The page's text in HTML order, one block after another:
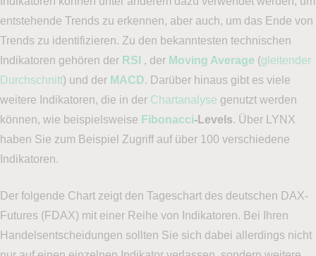
entstehende Trends zu erkennen, aber auch, um das Ende von
Trends zu identifizieren. Zu den bekanntesten technischen
Indikatoren gehören der RSI , der Moving Average (gleitender
Durchschnitt) und der MACD. Darüber hinaus gibt es viele
weitere Indikatoren, die in der Chartanalyse genutzt werden
können, wie beispielsweise Fibonacci-Levels. Über LYNX
haben Sie zum Beispiel Zugriff auf über 100 verschiedene
Indikatoren.
Der folgende Chart zeigt den Tageschart des deutschen DAX-
Futures (FDAX) mit einer Reihe von Indikatoren. Bei Ihren
Handelsentscheidungen sollten Sie sich dabei allerdings nicht